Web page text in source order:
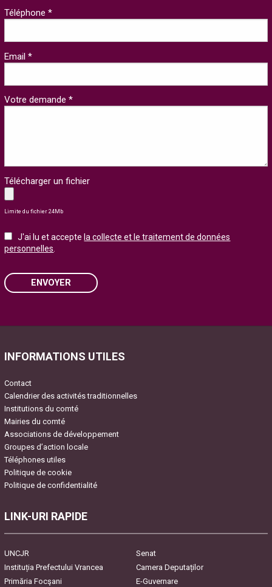
Téléphone *
Email *
Votre demande *
Télécharger un fichier
Limite du fichier 24Mb
J'ai lu et accepte la collecte et le traitement de données
personnelles.
ENVOYER
INFORMATIONS UTILES
Contact
Calendrier des activités traditionnelles
Institutions du comté
Mairies du comté
Associations de développement
Groupes d’action locale
Téléphones utiles
Politique de cookie
Politique de confidentialité
LINK-URI RAPIDE
UNCJR
Senat
Instituția Prefectului Vrancea
Camera Deputaților
Primăria Focşani
E-Guvernare